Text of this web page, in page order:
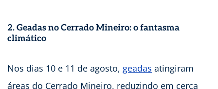
2. Geadas no Cerrado Mineiro: o fantasma
climático
Nos dias 10 e 11 de agosto, geadas atingiram
áreas do Cerrado Mineiro, reduzindo em cerca